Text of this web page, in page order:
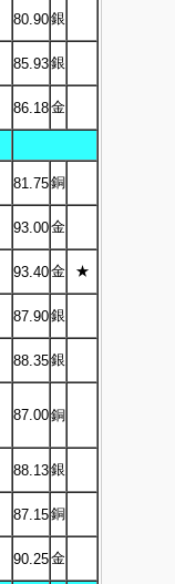
80.90銀
85.93銀
86.18金
81.75銅
93.00金
93.40金 ★
87.90銀
88.35銀
87.00銅
88.13銀
87.15銅
90.25金